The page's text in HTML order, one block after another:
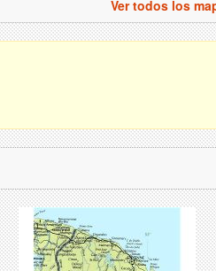
Ver todos los